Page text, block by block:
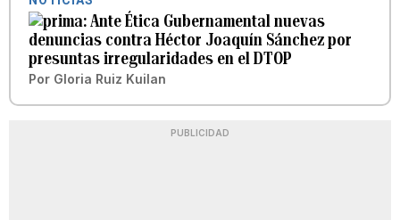
Ante Ética Gubernamental nuevas
denuncias contra Héctor Joaquín Sánchez por
presuntas irregularidades en el DTOP
Por Gloria Ruiz Kuilan
PUBLICIDAD